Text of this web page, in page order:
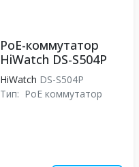
PoE-коммутатор
HiWatch DS-S504P
HiWatch DS-S504P
Тип: PoE коммутатор